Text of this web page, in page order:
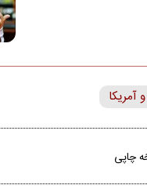
آمریکا
چاپی